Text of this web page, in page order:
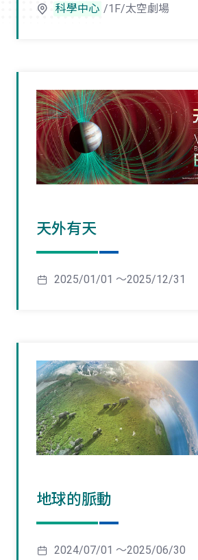
科學中心 /1F/太空劇場
天外有天
2025/01/01 ～2025/12/31
地球的脈動
2024/07/01 ～2025/06/30